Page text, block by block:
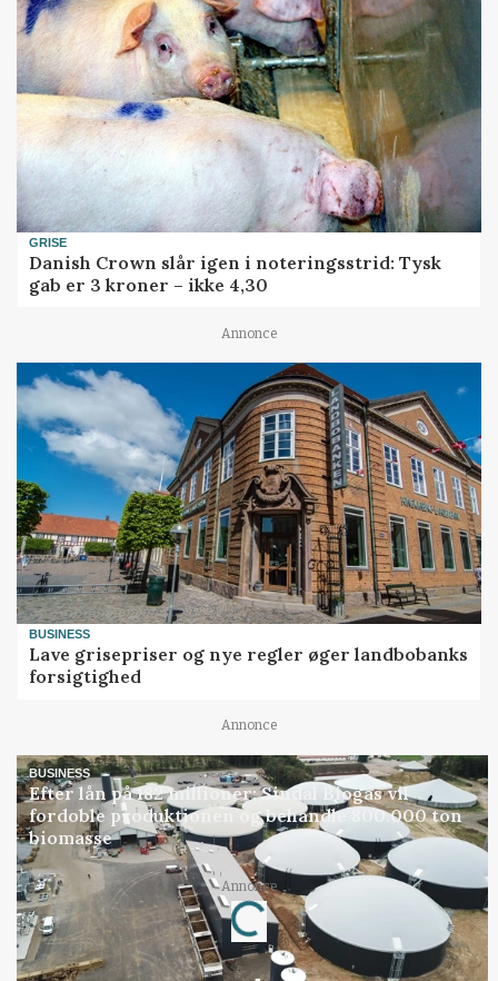
GRISE
Danish Crown slår igen i noteringsstrid: Tysk
gab er 3 kroner – ikke 4,30
Annonce
BUSINESS
Lave grisepriser og nye regler øger landbobanks
forsigtighed
Annonce
BUSINESS
Efter lån på 182 millioner: Sindal Biogas vil
fordoble produktionen og behandle 800.000 ton
biomasse
Annonce
Loading...